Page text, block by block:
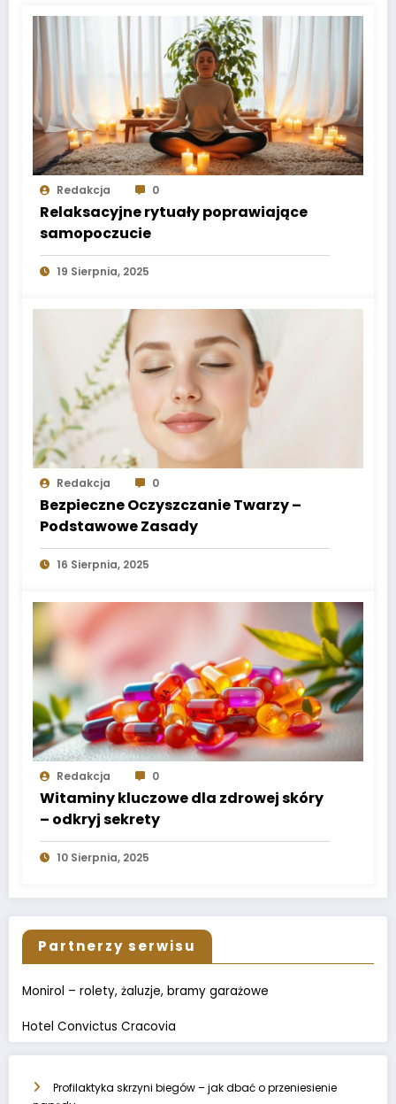
Redakcja 0
Relaksacyjne rytuały poprawiające
samopoczucie
19 Sierpnia, 2025
Redakcja 0
Bezpieczne Oczyszczanie Twarzy –
Podstawowe Zasady
16 Sierpnia, 2025
Redakcja 0
Witaminy kluczowe dla zdrowej skóry
– odkryj sekrety
10 Sierpnia, 2025
Partnerzy serwisu
Monirol – rolety, żaluzje, bramy garażowe
Hotel Convictus Cracovia
Profilaktyka skrzyni biegów – jak dbać o przeniesienie